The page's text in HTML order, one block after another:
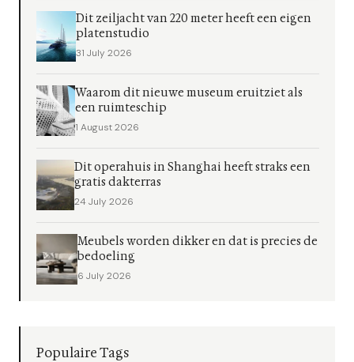
Dit zeiljacht van 220 meter heeft een eigen
platenstudio
31 July 2026
Waarom dit nieuwe museum eruitziet als
een ruimteschip
1 August 2026
Dit operahuis in Shanghai heeft straks een
gratis dakterras
24 July 2026
Meubels worden dikker en dat is precies de
bedoeling
6 July 2026
Populaire Tags